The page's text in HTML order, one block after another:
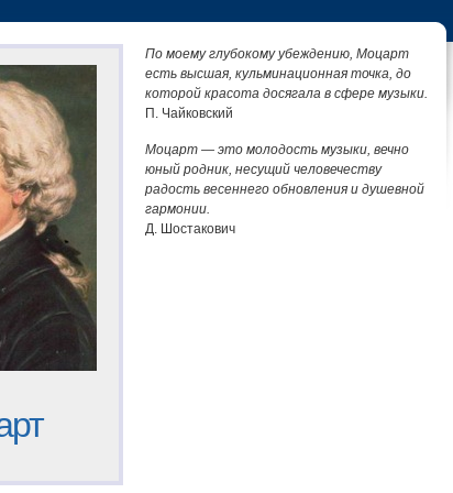
По моему глубокому убеждению, Моцарт
есть высшая, кульминационная точка, до
которой красота досягала в сфере музыки.
П. Чайковский
Моцарт — это молодость музыки, вечно
юный родник, несущий человечеству
радость весеннего обновления и душевной
гармонии.
Д. Шостакович